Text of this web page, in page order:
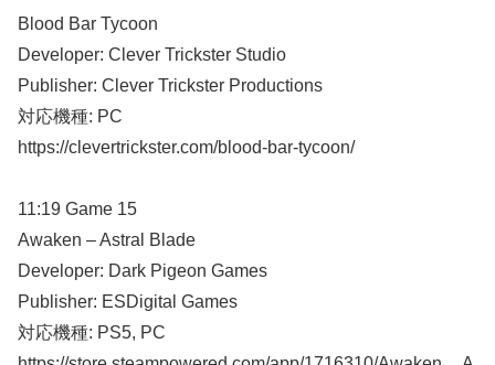
Blood Bar Tycoon
Developer: Clever Trickster Studio
Publisher: Clever Trickster Productions
対応機種: PC
https://clevertrickster.com/blood-bar-tycoon/
11:19 Game 15
Awaken – Astral Blade
Developer: Dark Pigeon Games
Publisher: ESDigital Games
対応機種: PS5, PC